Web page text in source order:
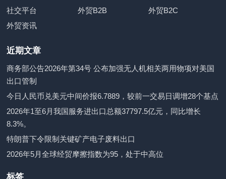
社交平台
外贸B2B
外贸B2C
外贸资讯
近期文章
商务部公告2026年第34号 公布加强无人机相关两用物项对美国
出口管制
今日人民币兑美元中间价报6.7889，较前一交易日调增28个基点
2026年1至6月我国服务进出口总额37797.5亿元，同比增长
8.3%。
特朗普下令限制关键矿产电子废料出口
2026年5月全球经贸摩擦指数为95，处于中高位
标签